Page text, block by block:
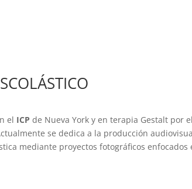
el ICP de Nueva York y en terapia Gestalt por
se dedica a la producción
mediante proyectos fotográficos